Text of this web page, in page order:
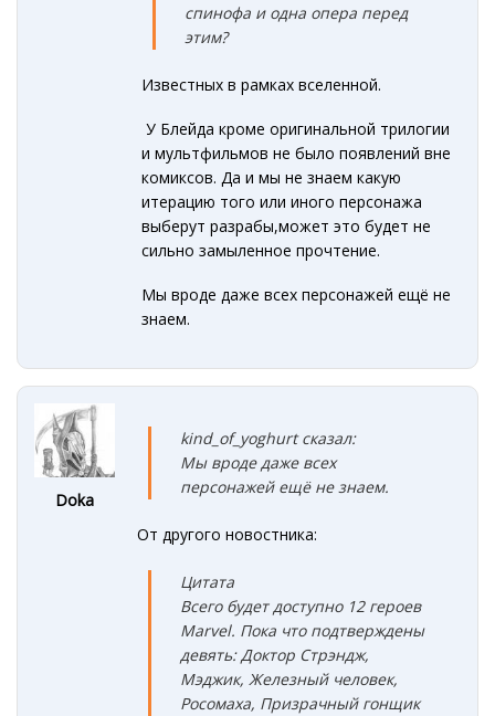
спинофа и одна опера перед
этим?
Известных в рамках вселенной.
У Блейда кроме оригинальной трилогии
и мультфильмов не было появлений вне
комиксов. Да и мы не знаем какую
итерацию того или иного персонажа
выберут разрабы,может это будет не
сильно замыленное прочтение.
Мы вроде даже всех персонажей ещё не
знаем.
Doka
kind_of_yoghurt сказал:
Мы вроде даже всех
персонажей ещё не знаем.
От другого новостника:
Цитата
Всего будет доступно 12 героев
Marvel. Пока что подтверждены
девять: Доктор Стрэндж,
Мэджик, Железный человек,
Росомаха, Призрачный гонщик